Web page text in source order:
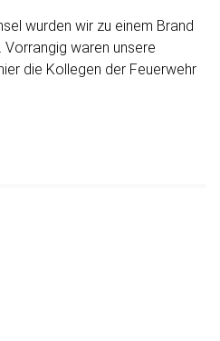
wurden wir zu einem Brand
Vorrangig waren unsere
die Kollegen der Feuerwehr